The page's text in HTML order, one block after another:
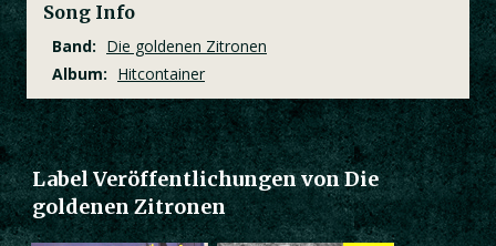
Song Info
Band: Die goldenen Zitronen
Album: Hitcontainer
Label Veröffentlichungen von Die
goldenen Zitronen